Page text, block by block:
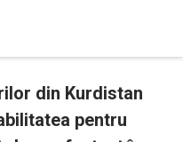
din Kurdistan
pentru